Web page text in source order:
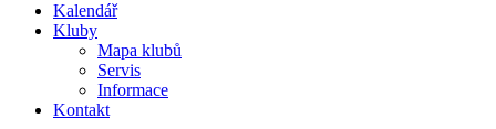
Kalendář
Kluby
Mapa klubů
Servis
Informace
Kontakt